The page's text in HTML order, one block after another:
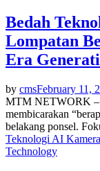
Bedah
Lompatan
Era
by cmsFebruary 11,
MTM NETWORK –
membicarakan
belakang ponsel.
Teknologi AI
Technology